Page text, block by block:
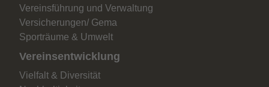
Vereinsführung und Verwaltung
Versicherungen/ Gema
Sporträume & Umwelt
Vereinsentwicklung
Vielfalt & Diversität